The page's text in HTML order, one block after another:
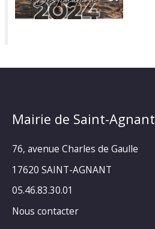
Mairie de Saint-Agnant
76, avenue Charles de Gaulle
17620 SAINT-AGNANT
05.46.83.30.01
Nous contacter